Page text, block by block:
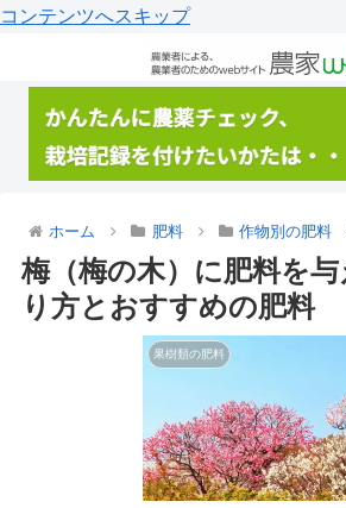
コンテンツへスキップ
ホーム 肥料 作物別の肥料
梅（梅の木）に肥料を
り方とおすすめの肥料
果樹類の肥料